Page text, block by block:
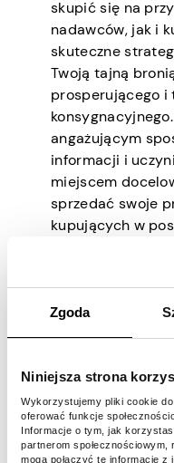
Zgoda
Niniejsza strona
Wykorzystujemy pliki cookie
oferować funkcje
Informacje o tym, jak
partnerom
mogą połączyć te informacje z
skupić się na
nadawców, jak i
skuteczne
Twoją tajną
prosperującego i
angażującym
informacji i
miejscem
sprzedać swoje
kupujących w
Stwórz
Pierwsze, co
rezonuje z grupą
chwytliwą
Twojego sklepu i
Stwórz